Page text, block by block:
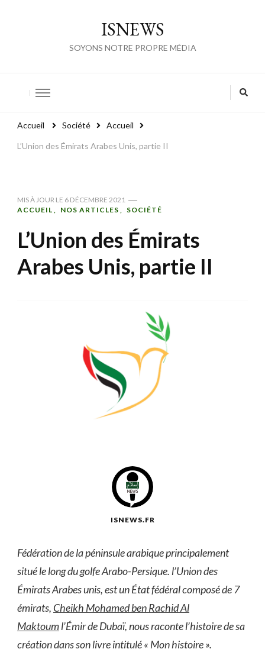
ISNEWS
SOYONS NOTRE PROPRE MÉDIA
Accueil Société Accueil
L’Union des Émirats Arabes Unis, partie II
MIS À JOUR LE 6 DÉCEMBRE 2021
ACCUEIL
NOS ARTICLES SOCIÉTÉ
L’Union des Émirats
Arabes Unis, partie II
ISNEWS.FR
Fédération de la péninsule arabique principalement
situé le long du golfe Arabo-Persique. l’Union des
Émirats Arabes unis, est un État fédéral composé de 7
émirats, Cheikh Mohamed ben Rachid Al
Maktouml’Émir de Dubaï, nous raconte l’histoire de sa
création dans son livre intitulé « Mon histoire ».